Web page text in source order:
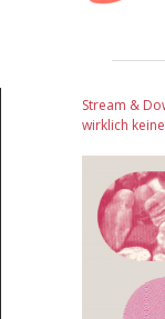
Stream &
wirklich